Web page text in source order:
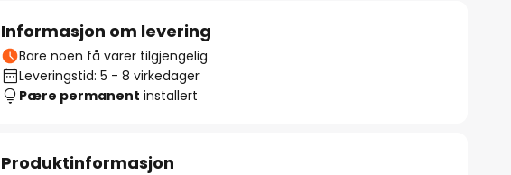
Informasjon om levering
Bare noen få varer tilgjengelig
Leveringstid: 5 - 8 virkedager
Pære permanent installert
Produktinformasjon